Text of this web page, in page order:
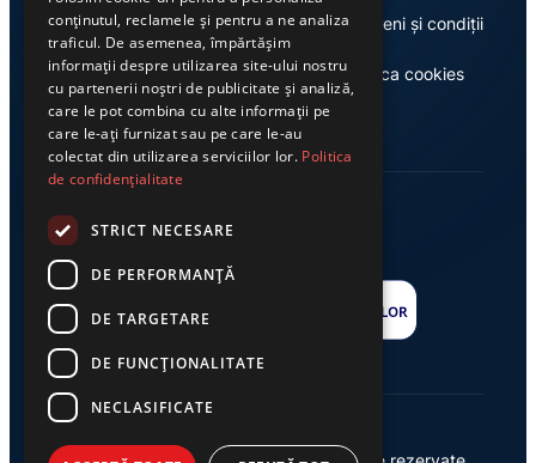
Despre noi
Casa de editură Exclusiv
Termeni și condiții
Politica cookies
conținutul, reclamele și pentru a ne analiza
traficul. De asemenea, împărtășim
informații despre utilizarea site-ului nostru
cu partenerii noștri de publicitate și analiză,
care le pot combina cu alte informații pe
care le-ați furnizat sau pe care le-au
colectat din utilizarea serviciilor lor. Politica
de confidențialitate
STRICT NECESARE
DE PERFORMANȚĂ
DE TARGETARE
DE FUNCŢIONALITATE
NECLASIFICATE